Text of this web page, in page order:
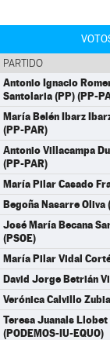
PARTIDO
Antonio Ignacio
Santolaria (PP) (PP-
María Belén Ibarz
(PP-PAR)
Antonio Villacampa
(PP-PAR)
María Pilar Casado
Begoña Nasarre Oliva
José María Becana
(PSOE)
María Pilar Vidal
David Jorge Betrián
Verónica Calvillo
Teresa Juanals Llobet
(PODEMOS-IU-EQUO)